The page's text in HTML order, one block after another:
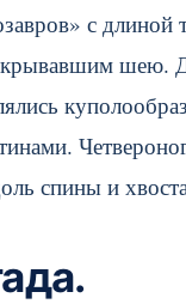
с
шею.
спины и